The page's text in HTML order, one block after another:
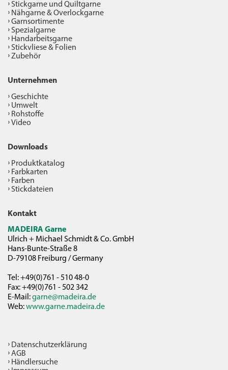
Stickgarne und Quiltgarne
Nähgarne & Overlockgarne
Garnsortimente
Spezialgarne
Handarbeitsgarne
Stickvliese & Folien
Zubehör
Unternehmen
Geschichte
Umwelt
Rohstoffe
Video
Downloads
Produktkatalog
Farbkarten
Farben
Stickdateien
Kontakt
MADEIRA Garne
Ulrich + Michael Schmidt & Co. GmbH
Hans-Bunte-Straße 8
D-79108 Freiburg / Germany
Tel: +49(0)761 - 510 48-0
Fax: +49(0)761 - 502 342
E-Mail:garne@madeira.de
Web:www.garne.madeira.de
Datenschutzerklärung
AGB
Händlersuche